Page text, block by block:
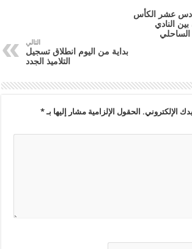
عشر الكأس
النادي
الساحلي
التالي
بداية من اليوم انطلاق تسجيل
التلاميذ الجدد
الإلكتروني. الحقول الإلزامية مشار إليها بـ*